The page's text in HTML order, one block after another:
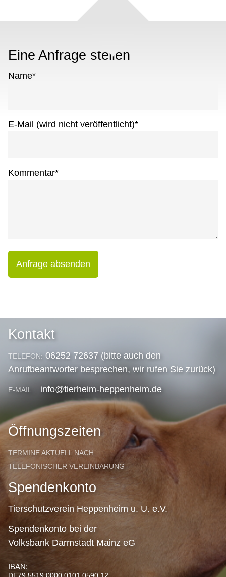
Eine Anfrage stellen
Name*
E-Mail (wird nicht veröffentlicht)*
Kommentar*
Anfrage absenden
Kontakt
TELEFON: 06252 72637 (bitte auch den
Anrufbeantworter besprechen, wir rufen Sie zurück)
E-MAIL: info@tierheim-heppenheim.de
Öffnungszeiten
TERMINE AKTUELL NACH
TELEFONISCHER VEREINBARUNG
Spendenkonto
Tierschutzverein Heppenheim u. U. e.V.
Spendenkonto bei der
Volksbank Darmstadt Mainz eG
IBAN:
DE79 5519 0000 0101 0590 12